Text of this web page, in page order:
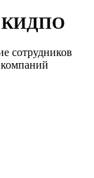
КИДПО
сотрудников